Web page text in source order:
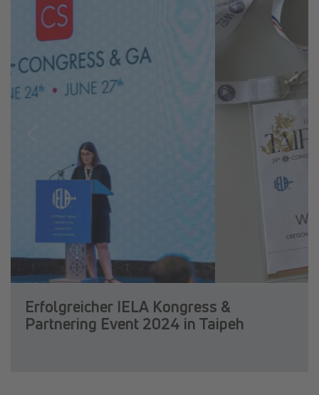
Previous Next
Erfolgreicher IELA Kongress &
Partnering Event 2024 in Taipeh